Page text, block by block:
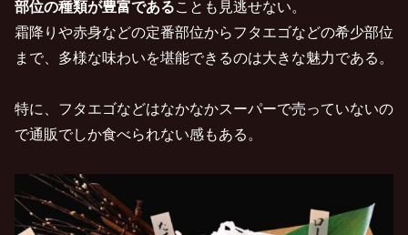
部位の種類が豊富であることも見逃せない。
霜降りや赤身などの定番部位からフタエゴなどの希少部位
まで、多様な味わいを堪能できるのは大きな魅力である。
特に、フタエゴなどはなかなかスーパーで売っていないの
で通販でしか食べられない感もある。